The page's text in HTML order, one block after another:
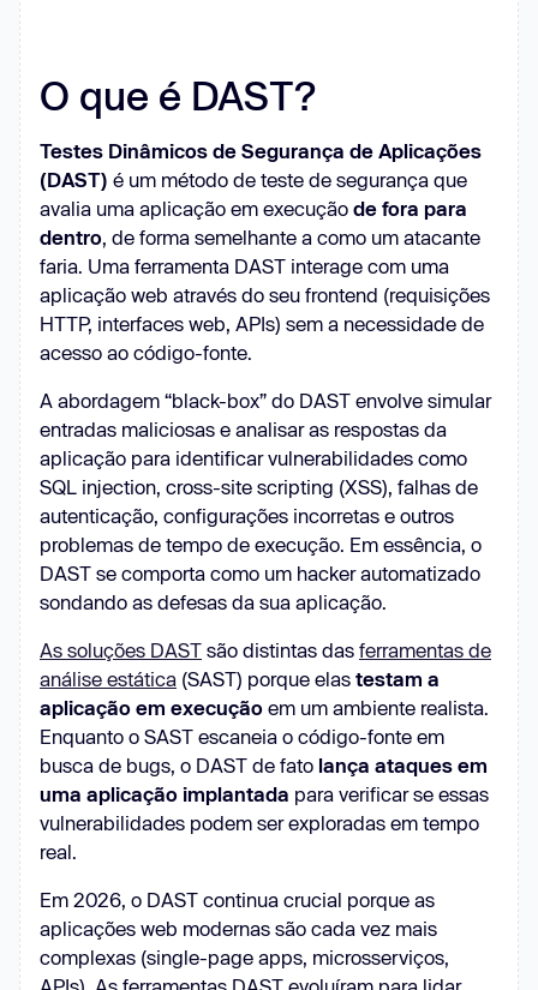
O que é DAST?
Testes Dinâmicos de Segurança de Aplicações
(DAST) é um método de teste de segurança que
avalia uma aplicação em execução de fora para
dentro, de forma semelhante a como um atacante
faria. Uma ferramenta DAST interage com uma
aplicação web através do seu frontend (requisições
HTTP, interfaces web, APIs) sem a necessidade de
acesso ao código-fonte.
A abordagem “black-box” do DAST envolve simular
entradas maliciosas e analisar as respostas da
aplicação para identificar vulnerabilidades como
SQL injection, cross-site scripting (XSS), falhas de
autenticação, configurações incorretas e outros
problemas de tempo de execução. Em essência, o
DAST se comporta como um hacker automatizado
sondando as defesas da sua aplicação.
As soluções DAST são distintas das ferramentas de
análise estática (SAST) porque elas testam a
aplicação em execução em um ambiente realista.
Enquanto o SAST escaneia o código-fonte em
busca de bugs, o DAST de fato lança ataques em
uma aplicação implantada para verificar se essas
vulnerabilidades podem ser exploradas em tempo
real.
Em 2026, o DAST continua crucial porque as
aplicações web modernas são cada vez mais
complexas (single-page apps, microsserviços,